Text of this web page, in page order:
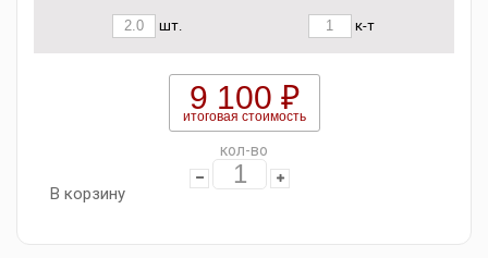
шт. к-т
9 100 ₽
итоговая стоимость
кол-во
В корзину